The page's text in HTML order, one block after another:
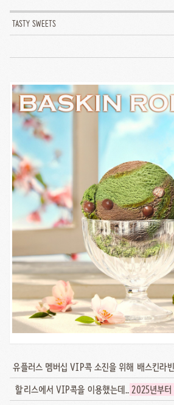
TASTY SWEETS
유플러스 멤버십 VIP콕 소진을 위해 배스킨라
할리스에서 VIP콕을 이용했는데.. 2025년부